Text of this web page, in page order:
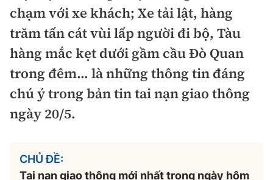
Quản lý đô thị
Đường sắt
Đăng kiểm
Đường sắt tốc độ cao
Đường thủy
Đường sắt đô thị
Chứng khoán
Bảo hiểm
Doanh nghiệp
An ninh hình sự
Điều tra
Pháp đình
Hỏi - Đáp
An toàn giao thông
Giao thông 24h
ATGT địa phương
Văn hóa giao thông
Chung tay vì ATGT
Chất lượng sống
Giáo dục
Y tế
Lao động - Công đoàn
Văn hóa - Giải Trí
Văn hóa
Điện ảnh
Thể thao
Bình luận
Công nghệ
chạm với xe khách; Xe tải lật, hàng
trăm tấn cát vùi lấp người đi bộ, Tàu
hàng mắc kẹt dưới gầm cầu Đò Quan
trong đêm… là những thông tin đáng
chú ý trong bản tin tai nạn giao thông
ngày 20/5.
CHỦ ĐỀ:
Tai nạn giao thông mới nhất trong ngày hôm